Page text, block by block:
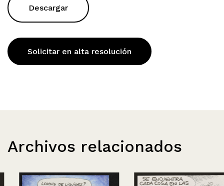
Descargar
Solicitar en alta resolución
Archivos relacionados